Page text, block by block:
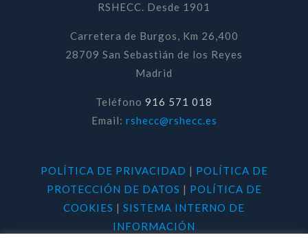
RSHECC. Desde 1901
Carretera de Burgos, Km 26,400
28709 San Sebastián de los Reyes
Madrid
Teléfono 916 571 018
Email: rshecc@rshecc.es
POLÍTICA DE PRIVACIDAD | POLÍTICA DE
PROTECCIÓN DE DATOS | POLÍTICA DE
COOKIES | SISTEMA INTERNO DE
INFORMACIÓN